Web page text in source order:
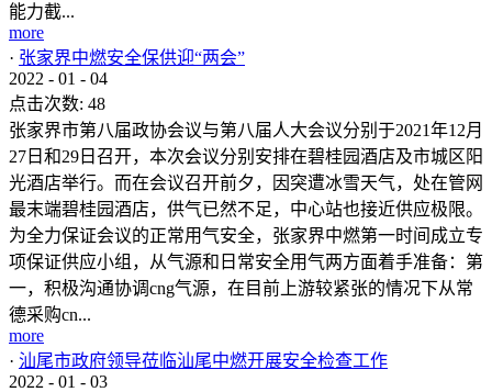
能力截...
more
· 张家界中燃安全保供迎“两会”
2022 - 01 - 04
点击次数: 48
张家界市第八届政协会议与第八届人大会议分别于2021年12月
27日和29日召开，本次会议分别安排在碧桂园酒店及市城区阳
光酒店举行。而在会议召开前夕，因突遭冰雪天气，处在管网
最末端碧桂园酒店，供气已然不足，中心站也接近供应极限。
为全力保证会议的正常用气安全，张家界中燃第一时间成立专
项保证供应小组，从气源和日常安全用气两方面着手准备：第
一，积极沟通协调cng气源，在目前上游较紧张的情况下从常
德采购cn...
more
· 汕尾市政府领导莅临汕尾中燃开展安全检查工作
2022 - 01 - 03